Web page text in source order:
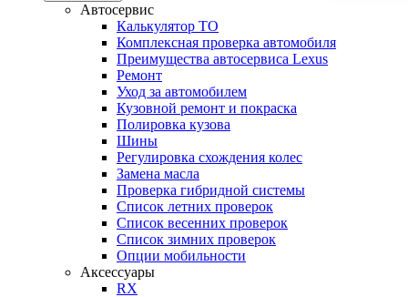
Автосервис
Калькулятор ТО
Комплексная проверка автомобиля
Преимущества автосервиса Lexus
Ремонт
Уход за автомобилем
Кузовной ремонт и покраска
Полировка кузова
Шины
Регулировка схождения колес
Замена масла
Проверка гибридной системы
Список летних проверок
Список весенних проверок
Список зимних проверок
Опции мобильности
Аксессуары
RX